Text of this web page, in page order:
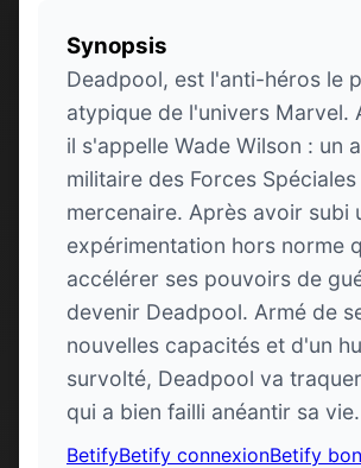
Synopsis
Deadpool, est l'anti-héros le
atypique de l'univers Marvel.
il s'appelle Wade Wilson : un
militaire des Forces
mercenaire. Après avoir subi
expérimentation hors norme
accélérer ses pouvoirs de
devenir Deadpool. Armé de
nouvelles capacités et d'un
survolté, Deadpool va
qui a bien failli anéantir sa vie.
BetifyBetify connexionBetify